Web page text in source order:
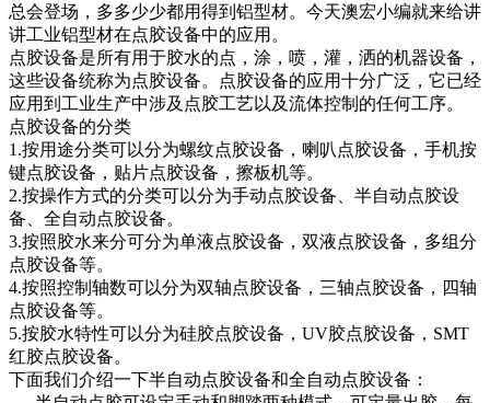
总会登场，多多少少都用得到铝型材。今天澳宏小编就来给讲
讲工业铝型材在点胶设备中的应用。
点胶设备是所有用于胶水的点，涂，喷，灌，洒的机器设备，
这些设备统称为点胶设备。点胶设备的应用十分广泛，它已经
应用到工业生产中涉及点胶工艺以及流体控制的任何工序。
点胶设备的分类
1.按用途分类可以分为螺纹点胶设备，喇叭点胶设备，手机按
键点胶设备，贴片点胶设备，擦板机等。
2.按操作方式的分类可以分为手动点胶设备、半自动点胶设
备、全自动点胶设备。
3.按照胶水来分可分为单液点胶设备，双液点胶设备，多组分
点胶设备等。
4.按照控制轴数可以分为双轴点胶设备，三轴点胶设备，四轴
点胶设备等。
5.按胶水特性可以分为硅胶点胶设备，UV胶点胶设备，SMT
红胶点胶设备。
下面我们介绍一下半自动点胶设备和全自动点胶设备：